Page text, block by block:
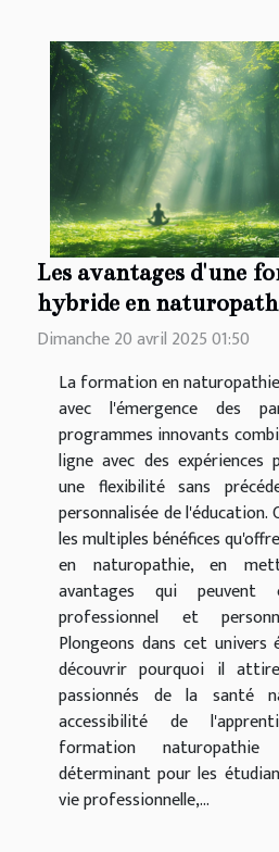
Les avantages d'une
hybride en
Dimanche 20 avril 2025 01:50
La formation en
avec l'émergence des
programmes innovants
ligne avec des
une flexibilité sans
personnalisée de l'éducation.
les multiples bénéfices
en naturopathie, en
avantages qui peuvent
professionnel et
Plongeons dans cet
découvrir pourquoi il
passionnés de la santé
accessibilité de
formation
déterminant pour les
vie professionnelle,...